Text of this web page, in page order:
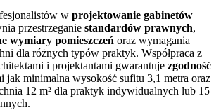
w projektowanie gabinetów
przestrzeganie standardów prawnych,
wymiary pomieszczeń oraz wymagania
dla różnych typów praktyk. Współpraca z
i projektantami gwarantuje zgodność
jak minimalna wysokość sufitu 3,1 metra oraz
12 m² dla praktyk indywidualnych lub 15